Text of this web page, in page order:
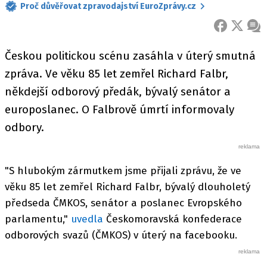
Proč důvěřovat zpravodajství EuroZprávy.cz
FACEBOOK
X
Českou politickou scénu zasáhla v úterý smutná
zpráva. Ve věku 85 let zemřel Richard Falbr,
někdejší odborový předák, bývalý senátor a
europoslanec. O Falbrově úmrtí informovaly
odbory.
"S hlubokým zármutkem jsme přijali zprávu, že ve
věku 85 let zemřel Richard Falbr, bývalý dlouholetý
předseda ČMKOS, senátor a poslanec Evropského
parlamentu," uvedla Českomoravská konfederace
odborových svazů (ČMKOS) v úterý na facebooku.